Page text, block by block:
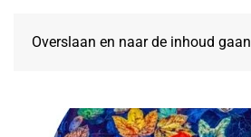
Overslaan en naar de inhoud gaan